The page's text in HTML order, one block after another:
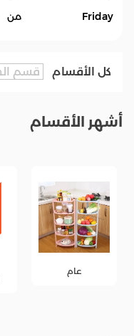
Friday
من
كل الأقسام
أشهر الأقسام
عام